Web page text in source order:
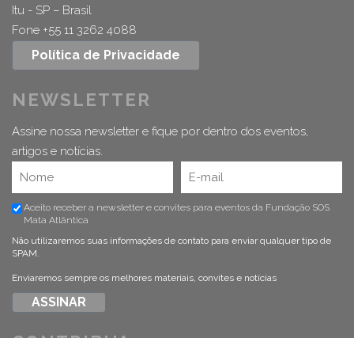
Itu - SP – Brasil
Fone +55 11 3262 4088
Política de Privacidade
NEWSLETTER
Assine nossa newsletter e fique por dentro dos eventos,
artigos e notícias.
Aceito receber a newsletter e convites para eventos da Fundação SOS
Mata Atlântica
Não utilizaremos suas informações de contato para enviar qualquer tipo de
SPAM.
Enviaremos sempre os melhores materiais, convites e notícias